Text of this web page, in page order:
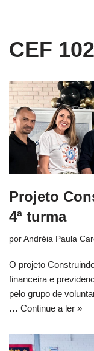
para
CEF
Projeto
4ª turma
por Andréia Paula
O projeto
financeira e
pelo grupo de
… Continue a ler »